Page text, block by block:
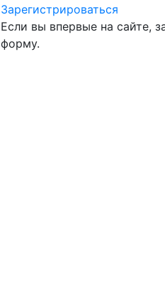
Зарегистрироваться
Если вы впервые на сайте,
форму.